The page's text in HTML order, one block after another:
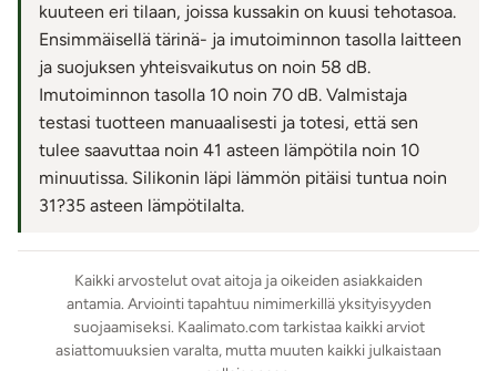
Käyttöominaisuudet:
Laitteessa on 10 erilaista imutehoa, jotka säätyvät
asteittain heikosta voimakkaaseen. Imutoimintoon ei voi
asettaa muita säätöjä. Värinää voidaan säätää kuuteen eri
voimakkuuteen.
Äänitaso on ensimmäisellä imuteholla ja
värinävoimakkuudella noin 58 dB. Voimakkaimmalla
imuteholla (taso 10) äänenvoimakkuus nousee noin 70
Laite saavuttaa noin 41 °C lämpötilan kymmenessä
minuutissa. Silikonipinnan läpi lämpö tuntuu iholla noin
31–35 °C:n suuruisena.
Laite ja tarvikkeet ovat pakattu tukevaan laatikkoon, jossa
kuuteen eri tilaan, joissa kussakin on kuusi tehotasoa.
Ensimmäisellä tärinä- ja imutoiminnon tasolla laitteen
ja suojuksen yhteisvaikutus on noin 58 dB.
Imutoiminnon tasolla 10 noin 70 dB. Valmistaja
testasi tuotteen manuaalisesti ja totesi, että sen
tulee saavuttaa noin 41 asteen lämpötila noin 10
minuutissa. Silikonin läpi lämmön pitäisi tuntua noin
31?35 asteen lämpötilalta.
Kaikki arvostelut ovat aitoja ja oikeiden asiakkaiden
antamia. Arviointi tapahtuu nimimerkillä yksityisyyden
suojaamiseksi. Kaalimato.com tarkistaa kaikki arviot
asiattomuuksien varalta, mutta muuten kaikki julkaistaan